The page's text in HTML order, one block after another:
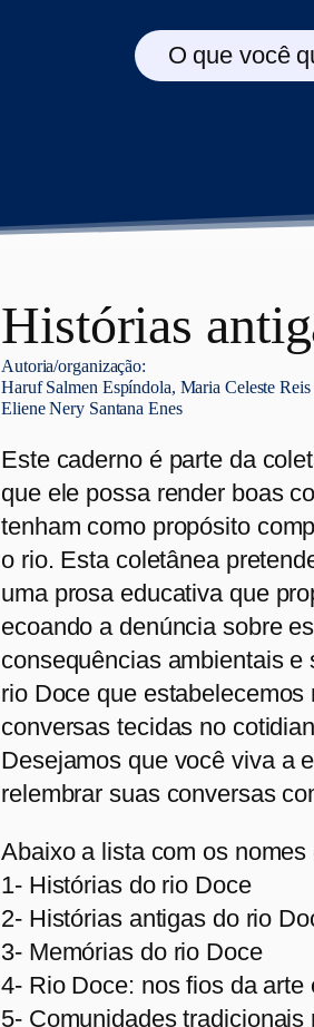
O que você
Histórias
Autoria/organização:
Haruf Salmen Espíndola, Maria Celeste
Eliene Nery Santana Enes
Este caderno é parte da
que ele possa render boas
tenham como propósito
o rio. Esta coletânea
uma prosa educativa que
ecoando a denúncia sobre
consequências ambientais
rio Doce que
conversas tecidas no
Desejamos que você viva a
relembrar suas conversas
Abaixo a lista com os
1- Histórias do rio Doce
2- Histórias antigas do rio
3- Memórias do rio Doce
4- Rio Doce: nos fios da arte
5- Comunidades